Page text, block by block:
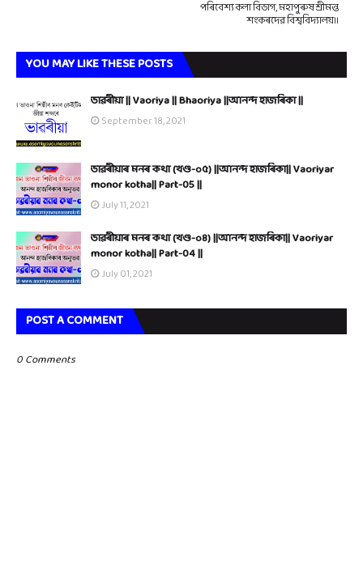
পৰিবেশ্য কলা বিভাগ, মহাপুৰুষ শ্ৰীমন্ত
শংকৰদেৱ বিশ্ববিদ্যালয়।।
YOU MAY LIKE THESE POSTS
ভাৱৰীয়া || Vaoriya || Bhaoriya ||আনন্দ হাজৰিকা ||
September 18, 2021
ভাৱৰীয়াৰ মনৰ কথা (খণ্ড-০৫) ||আনন্দ হাজৰিকা|| Vaoriyar
monor kotha|| Part-05 ||
July 11, 2021
ভাৱৰীয়াৰ মনৰ কথা (খণ্ড-০৪) ||আনন্দ হাজৰিকা|| Vaoriyar
monor kotha|| Part-04 ||
July 01, 2021
POST A COMMENT
0 Comments